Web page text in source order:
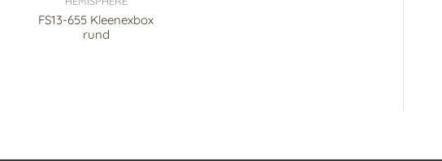
FS13-655 Kleenexbox
rund